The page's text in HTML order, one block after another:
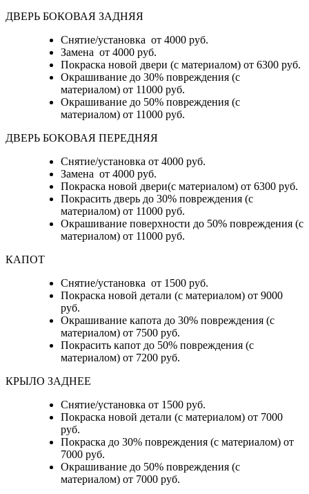
ДВЕРЬ БОКОВАЯ ЗАДНЯЯ
Снятие/установка от 4000 руб.
Замена от 4000 руб.
Покраска новой двери (с материалом) от 6300 руб.
Окрашивание до 30% повреждения (с
материалом) от 11000 руб.
Окрашивание до 50% повреждения (с
материалом) от 11000 руб.
ДВЕРЬ БОКОВАЯ ПЕРЕДНЯЯ
Снятие/установка от 4000 руб.
Замена от 4000 руб.
Покраска новой двери(с материалом) от 6300 руб.
Покрасить дверь до 30% повреждения (с
материалом) от 11000 руб.
Окрашивание поверхности до 50% повреждения (с
материалом) от 11000 руб.
КАПОТ
Снятие/установка от 1500 руб.
Покраска новой детали (с материалом) от 9000
руб.
Окрашивание капота до 30% повреждения (с
материалом) от 7500 руб.
Покрасить капот до 50% повреждения (с
материалом) от 7200 руб.
КРЫЛО ЗАДНЕЕ
Снятие/установка от 1500 руб.
Покраска новой детали (с материалом) от 7000
руб.
Покраска до 30% повреждения (с материалом) от
7000 руб.
Окрашивание до 50% повреждения (с
материалом) от 7000 руб.